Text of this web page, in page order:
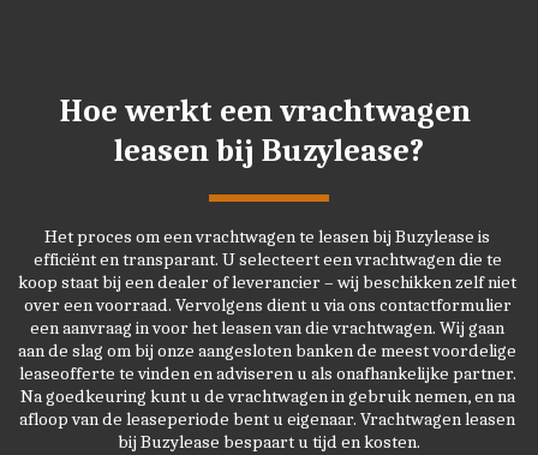
Hoe werkt een vrachtwagen
leasen bij Buzylease?
Het proces om een vrachtwagen te leasen bij Buzylease is
efficiënt en transparant. U selecteert een vrachtwagen die te
koop staat bij een dealer of leverancier – wij beschikken zelf niet
over een voorraad. Vervolgens dient u via ons contactformulier
een aanvraag in voor het leasen van die vrachtwagen. Wij gaan
aan de slag om bij onze aangesloten banken de meest voordelige
leaseofferte te vinden en adviseren u als onafhankelijke partner.
Na goedkeuring kunt u de vrachtwagen in gebruik nemen, en na
afloop van de leaseperiode bent u eigenaar. Vrachtwagen leasen
bij Buzylease bespaart u tijd en kosten.